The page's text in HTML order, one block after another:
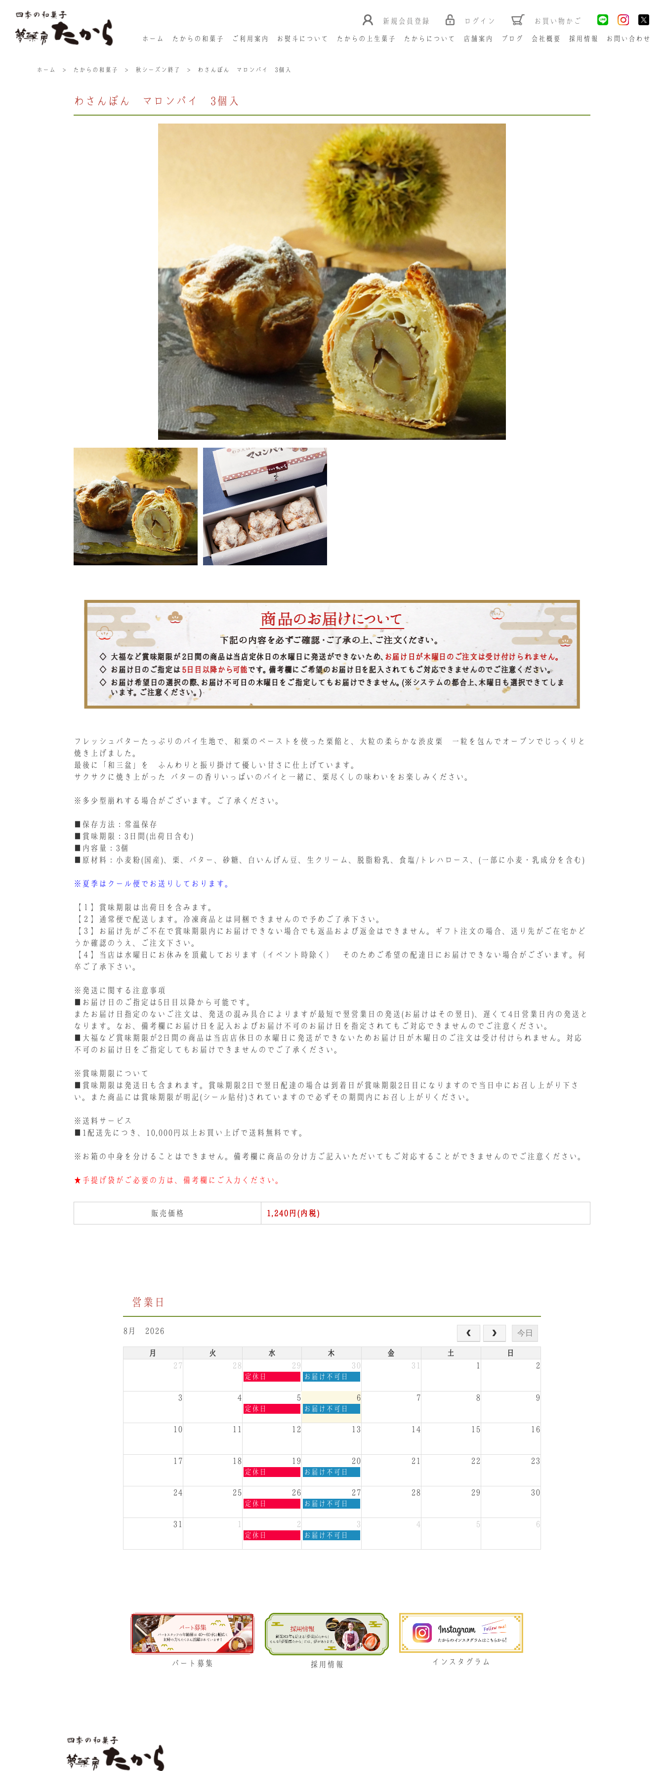
新規会員登録 ログイン お買い物かご
ホーム たからの和菓子 ご利用案内 お熨斗について たからの上生菓子 たからについて 店舗案内 ブログ 会社概要 採用情報 お問い合わせ
ホーム > たからの和菓子 > 秋シーズン終了 > わさんぼん マロンパイ 3個入
わさんぼん マロンパイ 3個入
フレッシュバターたっぷりのパイ生地で、和栗のペーストを使った栗餡と、大粒の柔らかな渋皮栗 一粒を包んでオーブンでじっくりと
焼き上げました。
最後に「和三盆」を ふんわりと振り掛けて優しい甘さに仕上げています。
サクサクに焼き上がった､バターの香りいっぱいのパイと一緒に、栗尽くしの味わいをお楽しみください。
※多少型崩れする場合がございます。ご了承ください。
■保存方法：常温保存
■賞味期限：3日間(出荷日含む)
■内容量：3個
■原材料：小麦粉(国産)、栗、バター、砂糖、白いんげん豆、生クリーム、脱脂粉乳、食塩/トレハロース、(一部に小麦・乳成分を含む)
※夏季はクール便でお送りしております。
【１】賞味期限は出荷日を含みます。
【２】通常便で配送します。冷凍商品とは同梱できませんので予めご了承下さい。
【３】お届け先がご不在で賞味期限内にお届けできない場合でも返品および返金はできません。ギフト注文の場合、送り先がご在宅かど
うか確認のうえ、ご注文下さい。
【４】当店は水曜日にお休みを頂戴しております（イベント時除く） そのためご希望の配達日にお届けできない場合がございます。何
卒ご了承下さい。
※発送に関する注意事項
■お届け日のご指定は5日目以降から可能です。
またお届け日指定のないご注文は、発送の混み具合によりますが最短で翌営業日の発送(お届けはその翌日)、遅くて4日営業日内の発送と
なります。なお、備考欄にお届け日を記入およびお届け不可のお届け日を指定されてもご対応できませんのでご注意ください。
■大福など賞味期限が2日間の商品は当店店休日の水曜日に発送ができないためお届け日が木曜日のご注文は受け付けられません。対応
不可のお届け日をご指定してもお届けできませんのでご了承ください。
※賞味期限について
■賞味期限は発送日も含まれます。賞味期限2日で翌日配達の場合は到着日が賞味期限2日目になりますので当日中にお召し上がり下さ
い。また商品には賞味期限が明記(シール貼付)されていますので必ずその期間内にお召し上がりください。
※送料サービス
■1配送先につき、10,000円以上お買い上げで送料無料です。
※お箱の中身を分けることはできません。備考欄に商品の分け方ご記入いただいてもご対応することができませんのでご注意ください。
★手提げ袋がご必要の方は、備考欄にご入力ください。
販売価格 1,240円(内税)
営業日
8月 2026 今日
月 火 水 木 金 土
日
27
28 29 30 31 1 2
水
日,
7
月
定休日
木
7
月
お届け不可日
3 4 5 6 7 8 9
水
5th
定休日
木
6th
お届け不可日
10 11 12 13 14 15 16
17 18 19 20 21 22 23
水
8
月
19th
定休日
木
8
月
20th
お届け不可日
24 25 26 27 28 29 30
水
8
月
26th
定休日
木
8
月
27th
お届け不可日
31 1 2 3 4 5 6
水
定休日
木
お届け不可日
パート募集 採用情報 インスタグラム